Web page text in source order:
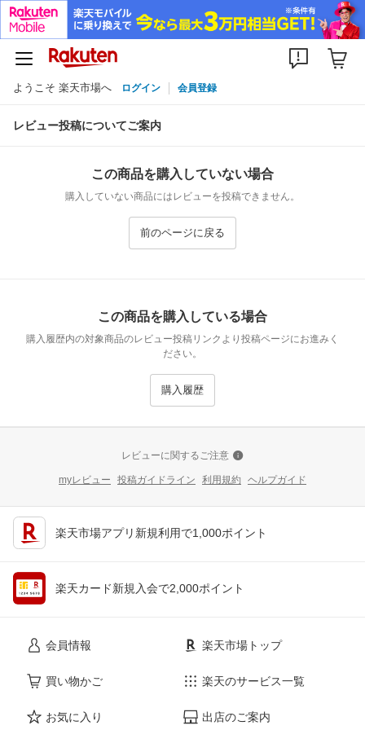
ようこそ 楽天市場へ ログイン 会員登録
レビュー投稿についてご案内
この商品を購入していない場合
購入していない商品にはレビューを投稿できません。
前のページに戻る
この商品を購入している場合
購入履歴内の対象商品のレビュー投稿リンクより投稿ページにお進みく
ださい。
購入履歴
レビューに関するご注意
myレビュー 投稿ガイドライン 利用規約 ヘルプガイド
楽天市場アプリ新規利用で1,000ポイント
楽天カード新規入会で2,000ポイント
会員情報
買い物かご
お気に入り
楽天市場トップ
楽天のサービス一覧
出店のご案内